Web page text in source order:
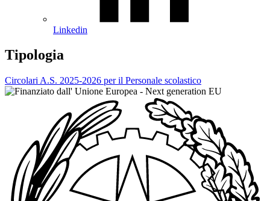
Linkedin
Tipologia
Circolari A.S. 2025-2026 per il Personale scolastico